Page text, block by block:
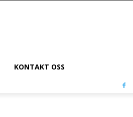
KONTAKT OSS